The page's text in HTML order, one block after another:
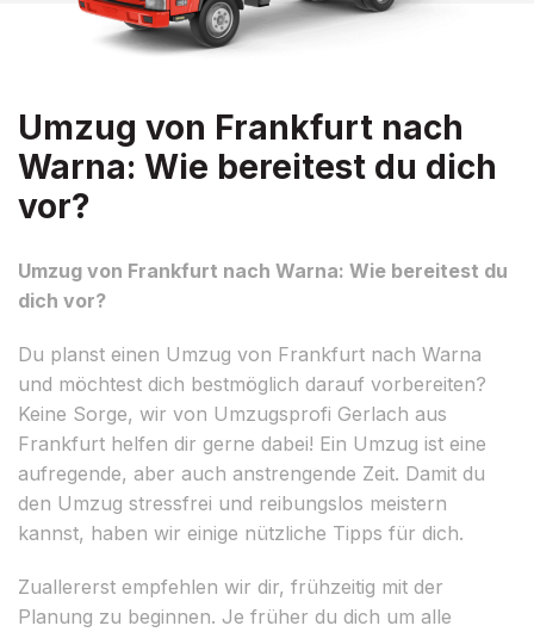
Umzug von Frankfurt nach
Warna: Wie bereitest du dich
vor?
Umzug von Frankfurt nach Warna: Wie bereitest du
dich vor?
Du planst einen Umzug von Frankfurt nach Warna
und möchtest dich bestmöglich darauf vorbereiten?
Keine Sorge, wir von Umzugsprofi Gerlach aus
Frankfurt helfen dir gerne dabei! Ein Umzug ist eine
aufregende, aber auch anstrengende Zeit. Damit du
den Umzug stressfrei und reibungslos meistern
kannst, haben wir einige nützliche Tipps für dich.
Zuallererst empfehlen wir dir, frühzeitig mit der
Planung zu beginnen. Je früher du dich um alle